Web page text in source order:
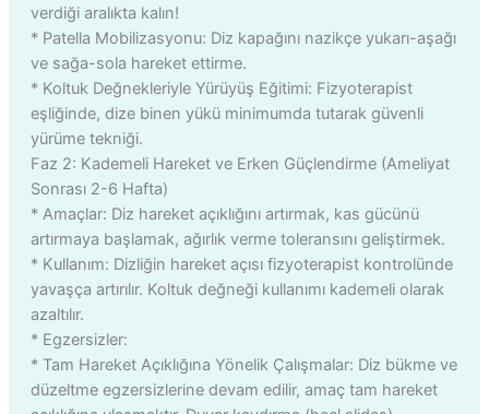
verdiği aralıkta kalın!
* Patella Mobilizasyonu: Diz kapağını nazikçe yukarı-aşağı
ve sağa-sola hareket ettirme.
* Koltuk Değnekleriyle Yürüyüş Eğitimi: Fizyoterapist
eşliğinde, dize binen yükü minimumda tutarak güvenli
yürüme tekniği.
Faz 2: Kademeli Hareket ve Erken Güçlendirme (Ameliyat
Sonrası 2-6 Hafta)
* Amaçlar: Diz hareket açıklığını artırmak, kas gücünü
artırmaya başlamak, ağırlık verme toleransını geliştirmek.
* Kullanım: Dizliğin hareket açısı fizyoterapist kontrolünde
yavaşça artırılır. Koltuk değneği kullanımı kademeli olarak
azaltılır.
* Egzersizler:
* Tam Hareket Açıklığına Yönelik Çalışmalar: Diz bükme ve
düzeltme egzersizlerine devam edilir, amaç tam hareket